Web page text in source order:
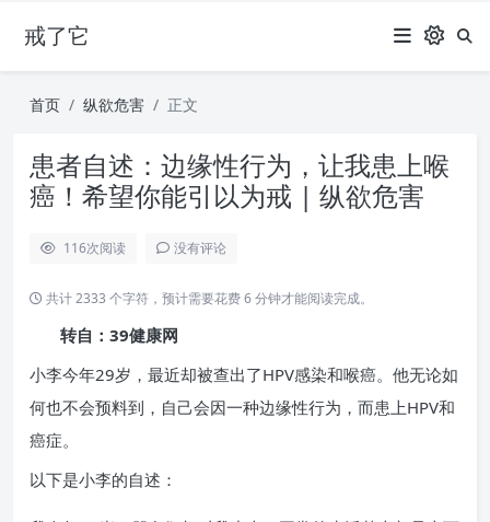
戒了它
首页 纵欲危害 正文
患者自述：边缘性行为，让我患上喉
癌！希望你能引以为戒 | 纵欲危害
116次阅读 没有评论
共计 2333 个字符，预计需要花费 6 分钟才能阅读完成。
转自：39健康网
小李今年29岁，最近却被查出了HPV感染和喉癌。他无论如
何也不会预料到，自己会因一种边缘性行为，而患上HPV和
癌症。
以下是小李的自述：